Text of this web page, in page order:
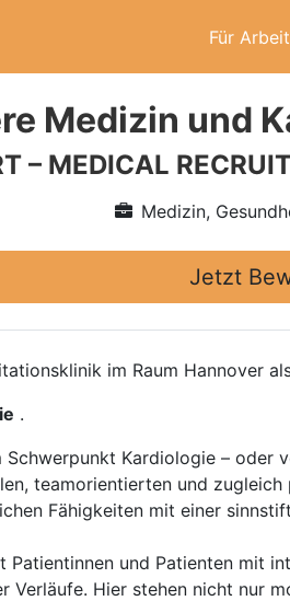
Für
Medizin und
– MEDICAL
Medizin,
Jetzt
im Raum Hannover
.
Kardiologie – oder
teamorientierten und
Fähigkeiten mit einer
Patientinnen und Patienten mit
Verläufe. Hier stehen nicht nur